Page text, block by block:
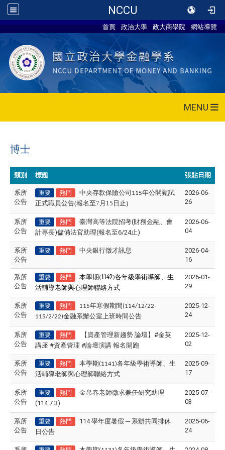
NCCU
首頁 政治大學 政大商學院 網站導覽
MENU
博士
類別 標題 張貼日期
系所
公告
重要 熱門 中央存款保險公司 115年公開甄試
正式職員公告(報名至7月15日止)
2026-06-
26
系所
公告
重要 熱門
臺灣高等法院招考(財務金融、會
計專長)儲備法官助理(報名至6/24止)
2026-06-
04
系所
公告
重要 熱門 中央銀行徵才訊息
2026-04-
16
系所
公告
重要 熱門
本學期(1142)各年級學術導師、生
活輔導老師與心理師聯絡方式
2026-01-
29
系所
公告
重要 熱門 115年寒假期間 (114/12/22-
115/2/22)金融系辦公室上班時間公告
2025-12-
24
系所
公告
重要 熱門
【資產管理新趨勢 論壇】#金英
講座 #資產管理 #論壇演講 報名開跑
2025-12-
02
系所
公告
重要 熱門 本學期(1141)各年級學術導師、生
活輔導老師與心理師聯絡方式
2025-09-
17
系所
公告
重要 熱門
金帛春老師徵求兼任研究助理
(114.7.3)
2025-07-
03
系所
公告
重要 熱門
114 學年度暑假 ─ 系辦共同排休
日公告
2025-06-
24